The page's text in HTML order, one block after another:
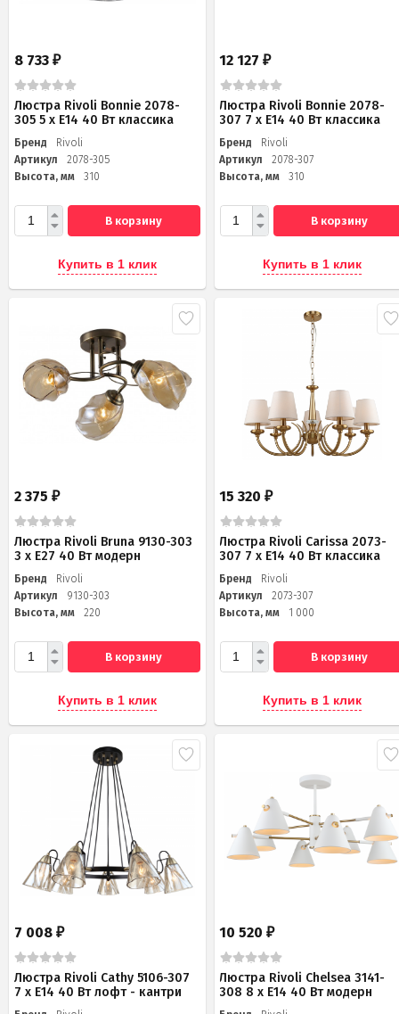
8 733 ₽
Люстра Rivoli Bonnie 2078-
305 5 х Е14 40 Вт классика
Бренд
Rivoli
Артикул
2078-305
Высота, мм
310
В корзину
Купить в 1 клик
12 127₽
Люстра Rivoli Bonnie 2078-
307 7 х Е14 40 Вт классика
Бренд
Rivoli
Артикул
2078-307
Высота, мм
310
В корзину
Купить в 1 клик
2 375 ₽
Люстра Rivoli Bruna 9130-303
3 х Е27 40 Вт модерн
Бренд
Rivoli
Артикул
9130-303
Высота, мм
220
В корзину
Купить в 1 клик
15 320₽
Люстра Rivoli Carissa 2073-
307 7 х Е14 40 Вт классика
Бренд
Rivoli
Артикул
2073-307
Высота, мм
1 000
В корзину
Купить в 1 клик
7 008 ₽
Люстра Rivoli Cathy 5106-307
7 х Е14 40 Вт лофт - кантри
10 520₽
Люстра Rivoli Chelsea 3141-
308 8 х Е14 40 Вт модерн